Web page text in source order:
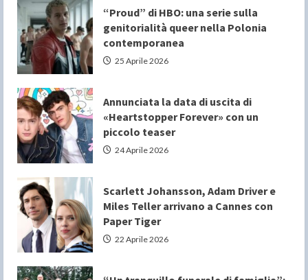
“Proud” di HBO: una serie sulla
genitorialità queer nella Polonia
contemporanea
25 Aprile 2026
Annunciata la data di uscita di
«Heartstopper Forever» con un
piccolo teaser
24 Aprile 2026
Scarlett Johansson, Adam Driver e
Miles Teller arrivano a Cannes con
Paper Tiger
22 Aprile 2026